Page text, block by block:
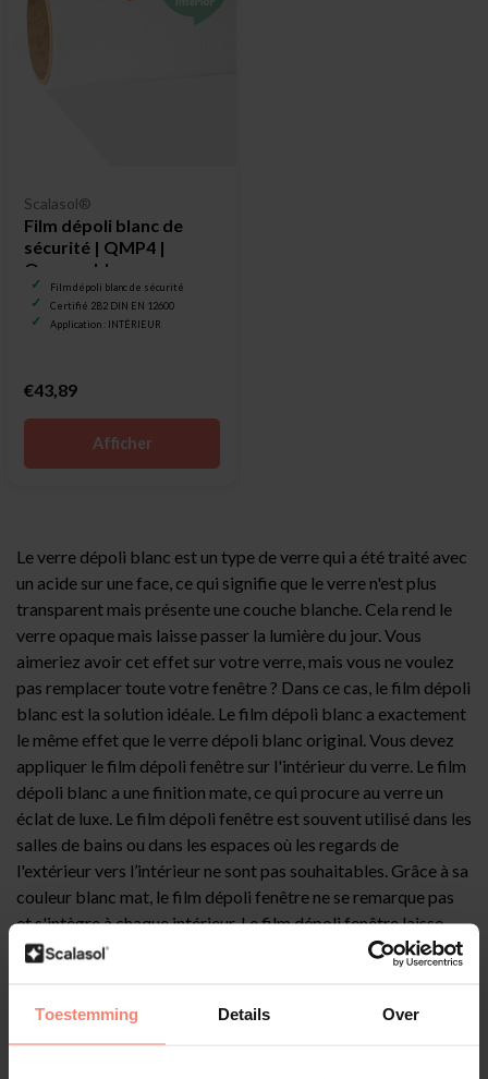
Toestemming Details Over
Scalasol®
Film dépoli blanc de
sécurité | QMP4 |
Opaque blanc
Film dépoli blanc de sécurité
Certifié 2B2 DIN EN 12600
Application : INTÉRIEUR
€43,89
Afficher
Le verre dépoli blanc est un type de verre qui a été traité avec
un acide sur une face, ce qui signifie que le verre n'est plus
transparent mais présente une couche blanche. Cela rend le
verre opaque mais laisse passer la lumière du jour. Vous
aimeriez avoir cet effet sur votre verre, mais vous ne voulez
pas remplacer toute votre fenêtre ? Dans ce cas, le film dépoli
blanc est la solution idéale. Le film dépoli blanc a exactement
le même effet que le verre dépoli blanc original. Vous devez
appliquer le film dépoli fenêtre sur l'intérieur du verre. Le film
dépoli blanc a une finition mate, ce qui procure au verre un
éclat de luxe. Le film dépoli fenêtre est souvent utilisé dans les
salles de bains ou dans les espaces où les regards de
l'extérieur vers l’intérieur ne sont pas souhaitables. Grâce à sa
couleur blanc mat, le film dépoli fenêtre ne se remarque pas
et s'intègre à chaque intérieur. Le film dépoli fenêtre laisse
passer complètement la lumière du jour, si bien qu'il ne fait
jamais sombre dans une pièce après l’application du film verre
peut résister à l'humidité, ce qui est important pour un film qui